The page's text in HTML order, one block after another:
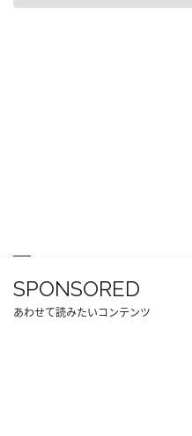
SPONSORED
あわせて読みたいコンテンツ